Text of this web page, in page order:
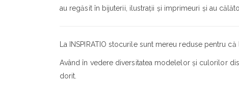
au regăsit în bijuterii, ilustrații și imprimeuri și au
La INSPIRATIO stocurile sunt mereu reduse pentru
Având în vedere diversitatea modelelor și culorilor
dorit.